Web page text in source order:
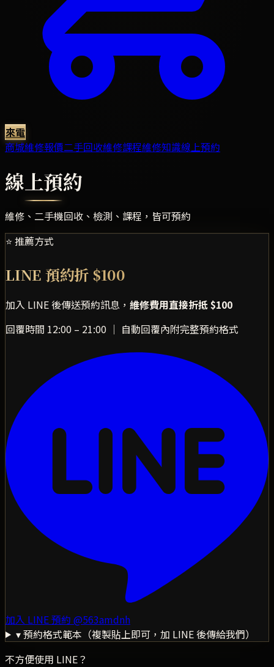
來電
商城維修報價二手回收維修課程維修知識線上預約
線上預約
維修、二手機回收、檢測、課程，皆可預約
⭐ 推薦方式
LINE 預約折 $100
加入 LINE 後傳送預約訊息， 維修費用直接折抵 $100
回覆時間 12:00 – 21:00 ｜ 自動回覆內附完整預約格式
加入 LINE 預約 @563amdnh
▾ 預約格式範本（複製貼上即可，加 LINE 後傳給我們）
不方便使用 LINE？